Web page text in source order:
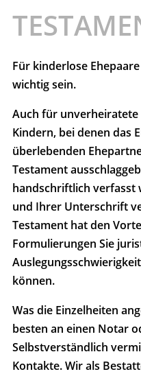
Für kinderlose
wichtig sein.
Auch für unverheiratete
Kindern, bei denen das
überlebenden
Testament
handschriftlich verfasst
und Ihrer Unterschrift
Testament hat den
Formulierungen Sie
können.
Was die Einzelheiten
besten an einen Notar
Selbstverständlich
Kontakte. Wir als